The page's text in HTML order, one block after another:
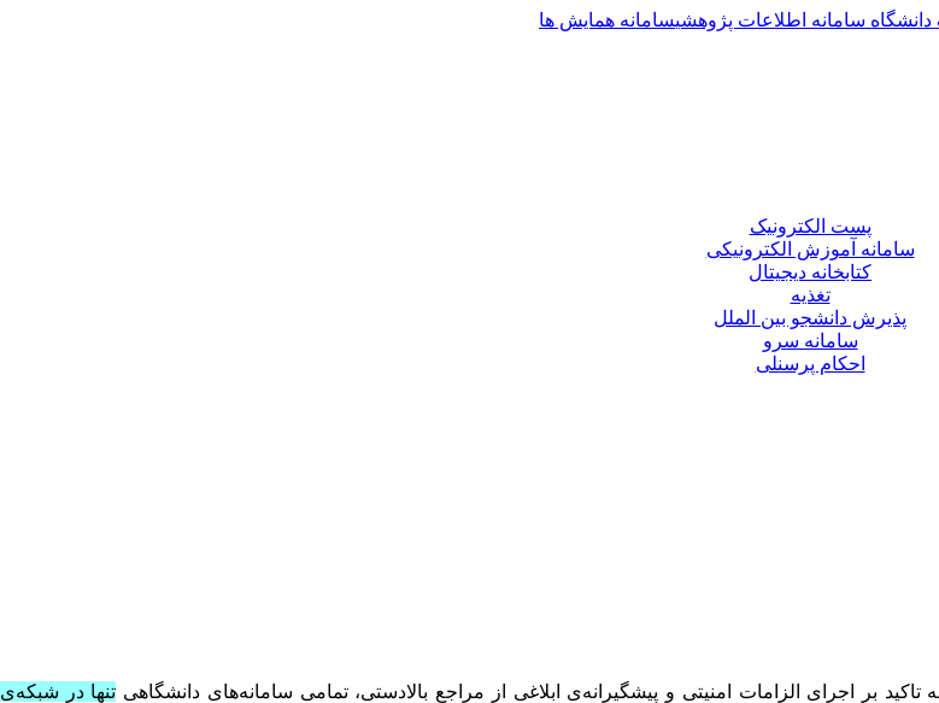
سامانه اطلاعات پژوهشیسامانه همایش ها
پست الکترونیک
سامانه آموزش الکترونیکی
کتابخانه دیجیتال
تغذیه
پذیرش دانشجو بین الملل
سامانه سرو
احکام پرسنلی
تاکید بر اجرای الزامات امنیتی و پیشگیرانه‌ی ابلاغی از مراجع بالادستی، تمامی سامانه‌های دانشگاهی تنها در شبکه‌ی